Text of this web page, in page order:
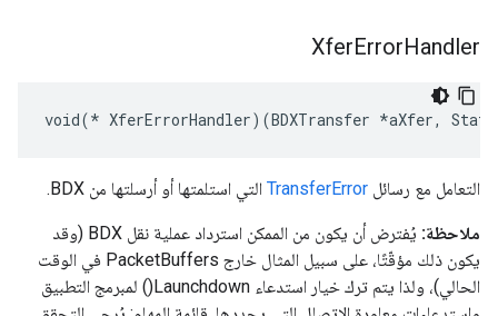
XferErrorHandler
void(* XferErrorHandler)(BDXTransfer *aXfer,
التعامل مع رسائل TransferError التي استلمتها أو أرسلتها من BDX.
ملاحظة:
يُفترض أن يكون من الممكن استرداد عملية نقل BDX (وقد
يكون ذلك مؤقّتًا، على سبيل المثال خارج PacketBuffers في الوقت
الحالي)، ولذا يتم ترك خيار استدعاء Launchdown() لمبرمج التطبيق